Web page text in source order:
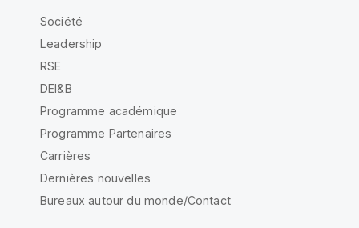
Société
Leadership
RSE
DEI&B
Programme académique
Programme Partenaires
Carrières
Dernières nouvelles
Bureaux autour du monde/Contact